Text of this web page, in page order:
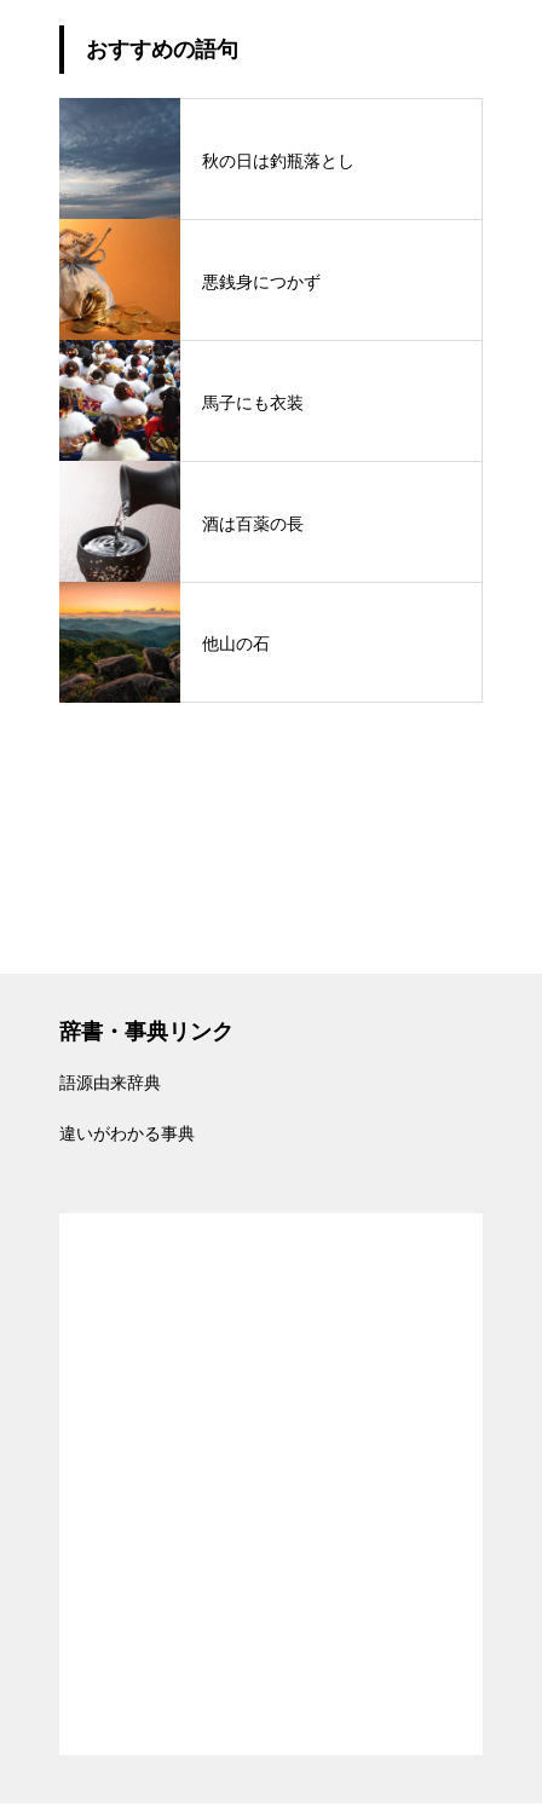
おすすめの語句
秋の日は釣瓶落とし
悪銭身につかず
馬子にも衣装
酒は百薬の長
他山の石
辞書・事典リンク
語源由来辞典
違いがわかる事典